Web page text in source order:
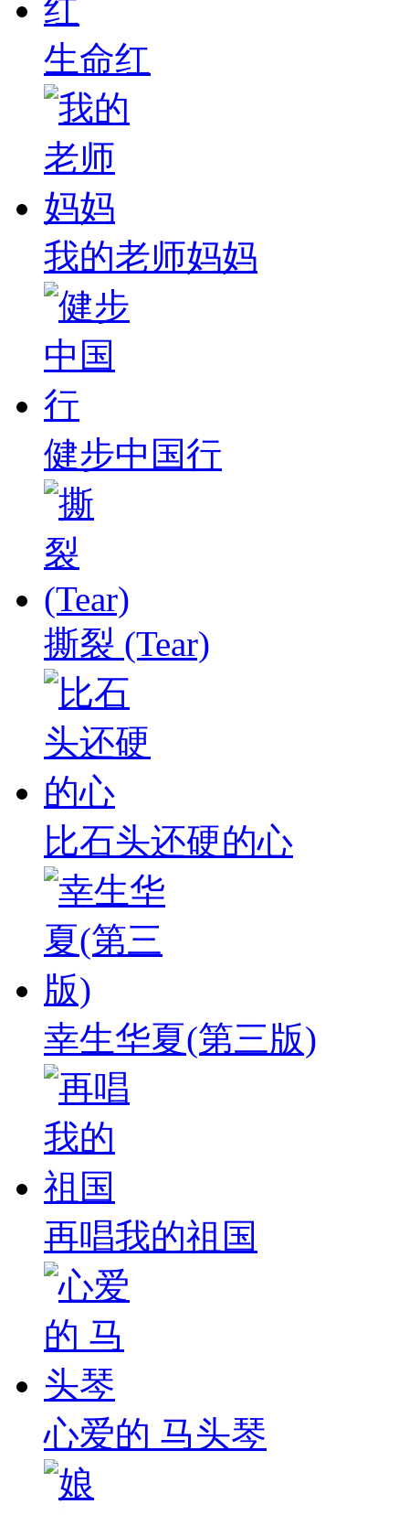
生命红
我的老师妈妈
健步中国行
撕裂 (Tear)
比石头还硬的心
幸生华夏(第三版)
再唱我的祖国
心爱的 马头琴